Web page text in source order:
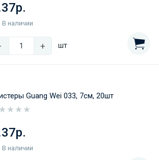
В наличии
+ шт
Guang Wei 033, 7см, 20шт
В наличии